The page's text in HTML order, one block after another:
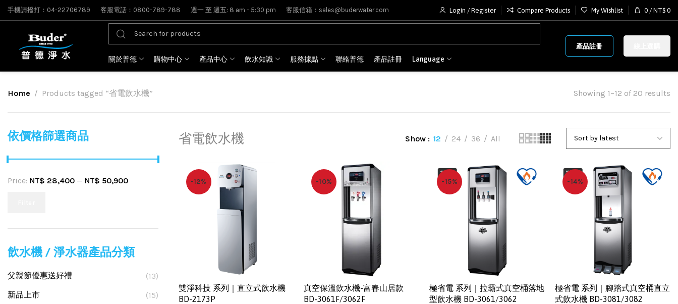
手機請撥打：04-22706789 客服電話：0800-789-788 週一 至 週五: 8 am - 5:30 pm 客服信箱：sales@buderwater.com Login / Register Compare Products My Wishlist 0 / NT$ 0
關於普德 購物中心 產品中心 飲水知識 服務據點 聯絡普德 產品註冊 Language
產品註冊
Home Products tagged “省電飲水機” Showing 1–12 of 20 results
依價格篩選商品
Price: NT$ 28,400 — NT$ 50,900
飲水機 / 淨水器產品分類
父親節優惠送好禮
(13)
新品上市
(15)
省電飲水機 Show 12 24 36 All
-12%
雙淨科技 系列｜直立式飲水機
BD-2173P
-10%
真空保溫飲水機-富春山居款
BD-3061F/3062F
-15%
極省電 系列｜拉霸式真空桶落地
型飲水機 BD-3061/3062
-14%
極省電 系列｜腳踏式真空桶直立
式飲水機 BD-3081/3082